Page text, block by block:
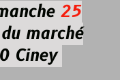
25
marché
Ciney